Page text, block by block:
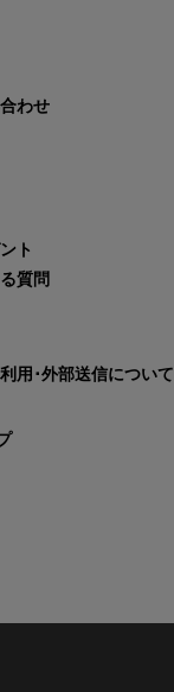
わせ
ト
質問
用･外部送信について